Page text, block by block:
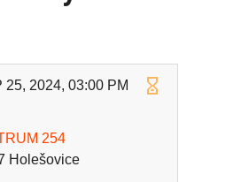
2024, 03:00 PM
254
Holešovice